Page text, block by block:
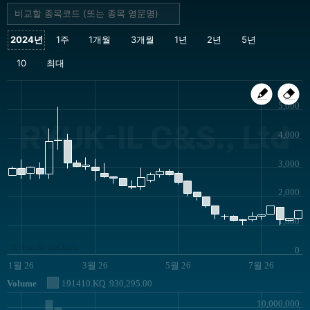
RYUK-IL C&S., Ltd
1월 26 3월 26 5월 26 7월 26
0
1,000
2,000
3,000
4,000
5,000
Volume 191410.KQ 930,295.00
10,000,000